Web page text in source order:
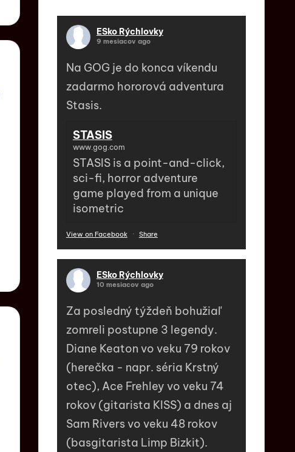
ESko Rýchlovky
9 mesiacov ago
Na GOG je do konca víkendu
zadarmo hororová adventura
Stasis.
STASIS
www.gog.com
STASIS is a point-and-click,
sci-fi, horror adventure
game played from a unique
isometric
View on Facebook · Share
ESko Rýchlovky
10 mesiacov ago
Za posledný týždeň bohužiaľ
zomreli postupne 3 legendy.
Diane Keaton vo veku 79 rokov
(herečka - napr. séria Krstný
otec), Ace Frehley vo veku 74
rokov (gitarista KISS) a dnes aj
Sam Rivers vo veku 48 rokov
(basgitarista Limp Bizkit).